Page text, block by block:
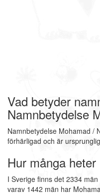
Vad betyder
Namnbetydelse
Namnbetydelse Mohamad /
förhärligad och är
Hur många
I Sverige finns det 2334
varav 1442 män har